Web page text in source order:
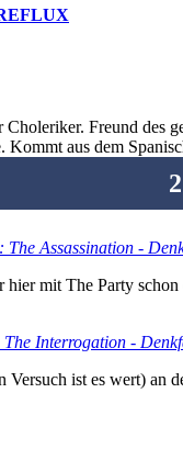
Freund
aus dem
The Assassination -
mit The Party
Interrogation -
ist es wert)